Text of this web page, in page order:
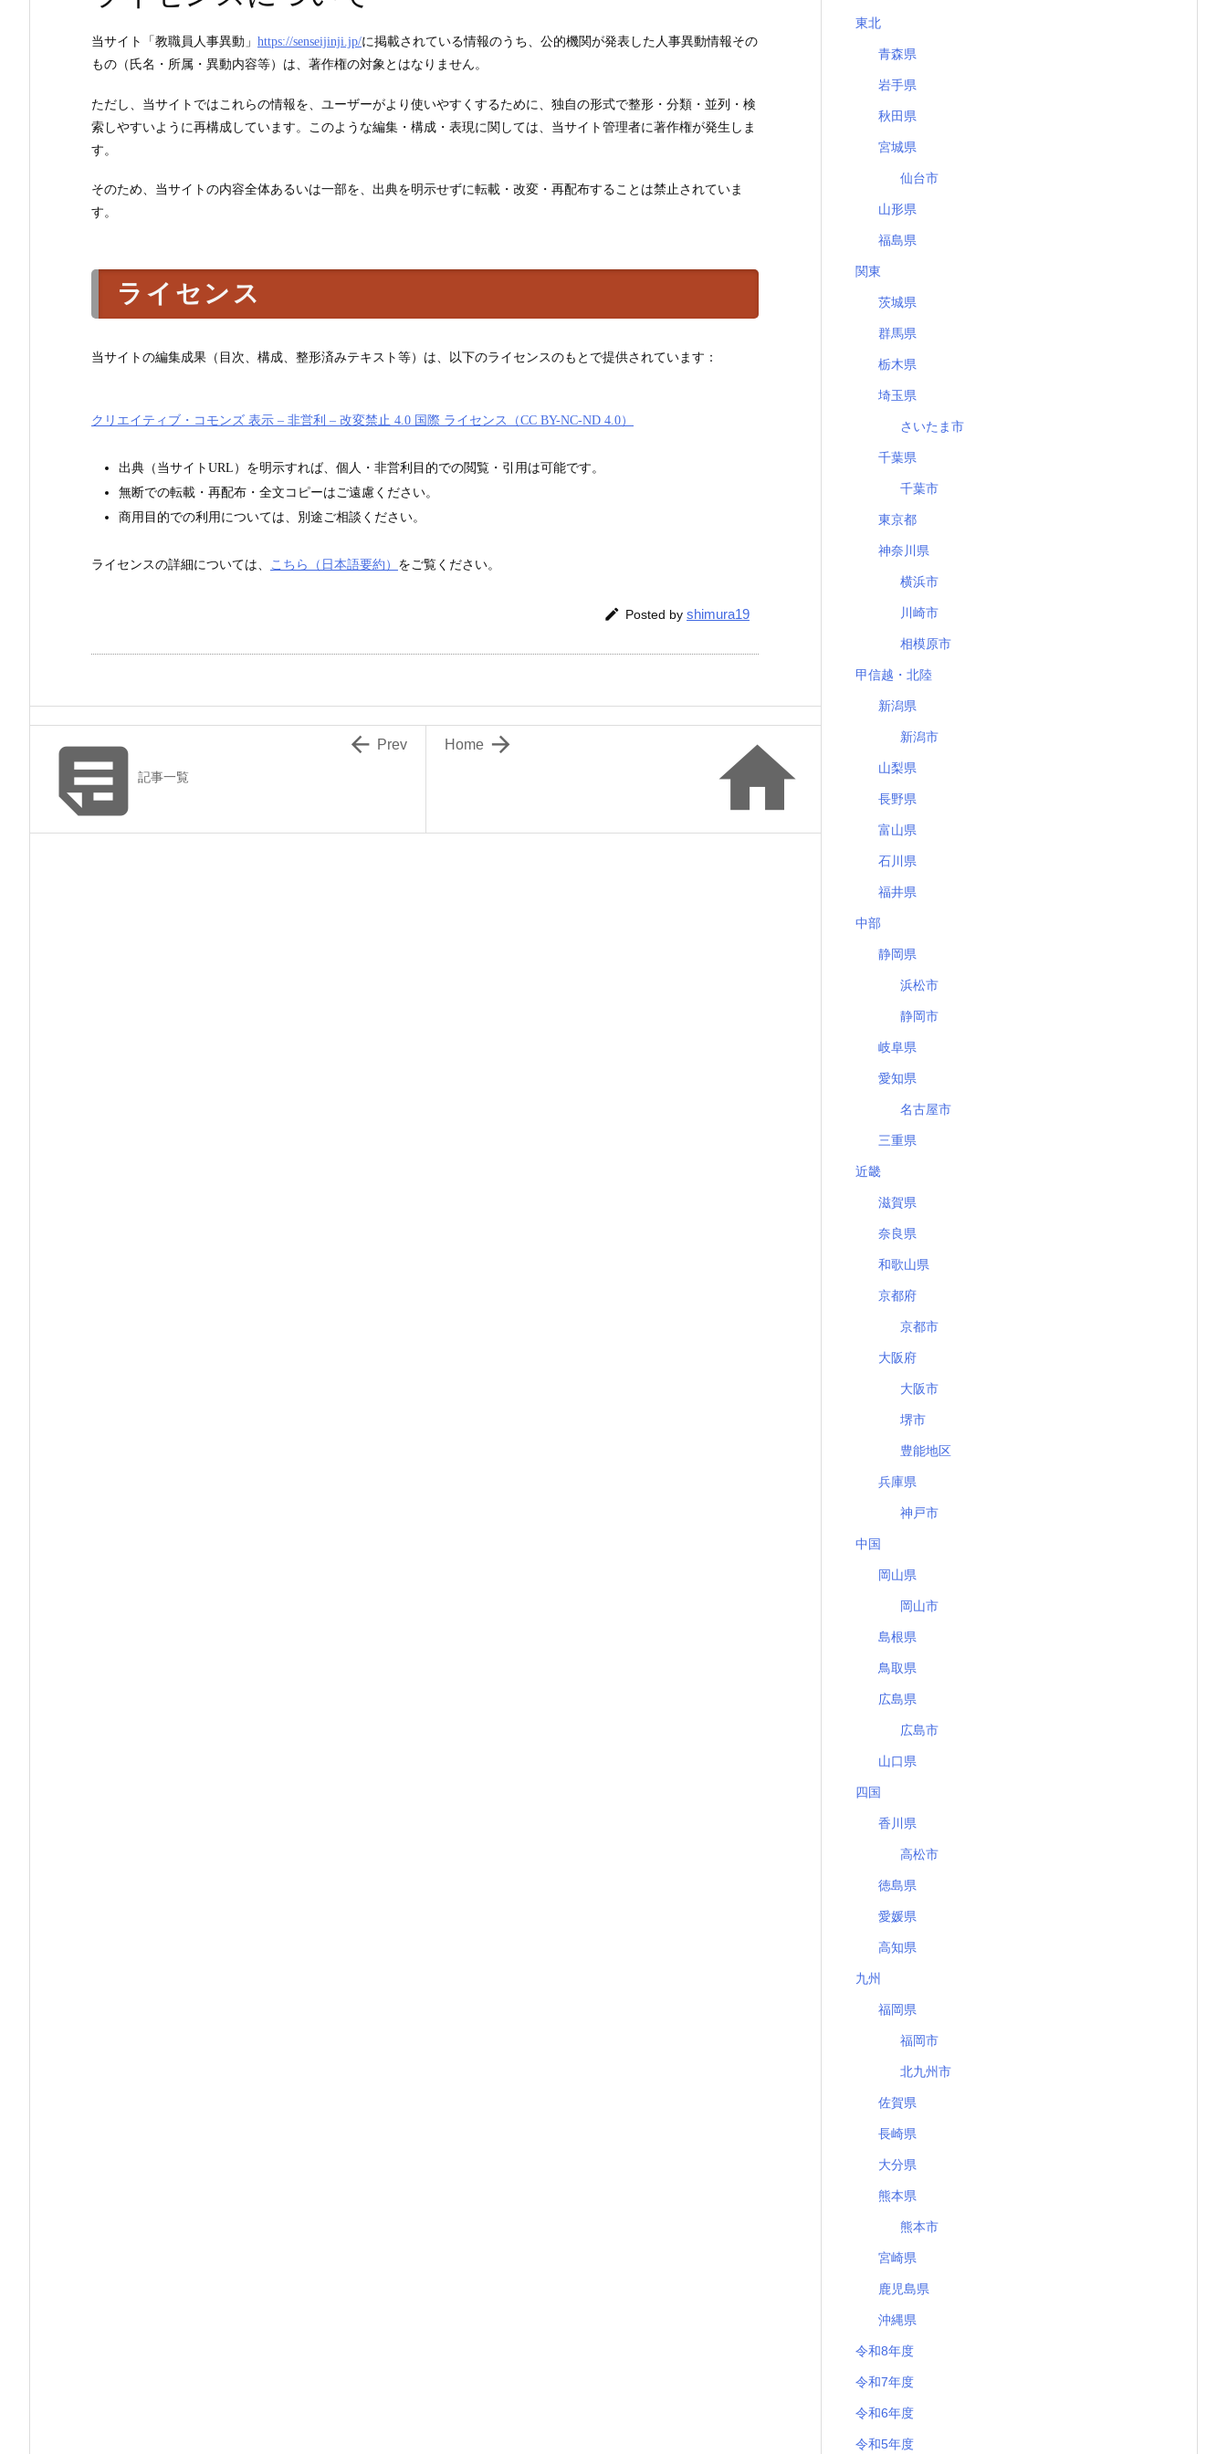
当サイト「教職員人事異動」 https://senseijinji.jp/に掲載されている情報のうち、公的機関が発表した人事異動情報その
もの（氏名・所属・異動内容等）は、著作権の対象とはなりません。
ただし、当サイトではこれらの情報を、ユーザーがより使いやすくするために、独自の形式で整形・分類・並列・検
索しやすいように再構成しています。このような編集・構成・表現に関しては、当サイト管理者に著作権が発生しま
す。
そのため、当サイトの内容全体あるいは一部を、出典を明示せずに転載・改変・再配布することは禁止されていま
す。
ライセンス
当サイトの編集成果（目次、構成、整形済みテキスト等）は、以下のライセンスのもとで提供されています：
クリエイティブ・コモンズ 表示 – 非営利 – 改変禁止 4.0 国際 ライセンス（CC BY-NC-ND 4.0）
出典（当サイトURL）を明示すれば、個人・非営利目的での閲覧・引用は可能です。
無断での転載・再配布・全文コピーはご遠慮ください。
商用目的での利用については、別途ご相談ください。
ライセンスの詳細については、 こちら（日本語要約） をご覧ください。
 Posted by shimura19


Home
記事一覧
 Prev
東北
青森県
岩手県
秋田県
宮城県
仙台市
山形県
福島県
関東
茨城県
群馬県
栃木県
埼玉県
さいたま市
千葉県
千葉市
東京都
神奈川県
横浜市
川崎市
相模原市
甲信越・北陸
新潟県
新潟市
山梨県
長野県
富山県
石川県
福井県
中部
静岡県
浜松市
静岡市
岐阜県
愛知県
名古屋市
三重県
近畿
滋賀県
奈良県
和歌山県
京都府
京都市
大阪府
大阪市
堺市
豊能地区
兵庫県
神戸市
中国
岡山県
岡山市
島根県
鳥取県
広島県
広島市
山口県
四国
香川県
高松市
徳島県
愛媛県
高知県
九州
福岡県
福岡市
北九州市
佐賀県
長崎県
大分県
熊本県
熊本市
宮崎県
鹿児島県
沖縄県
令和8年度
令和7年度
令和6年度
令和5年度